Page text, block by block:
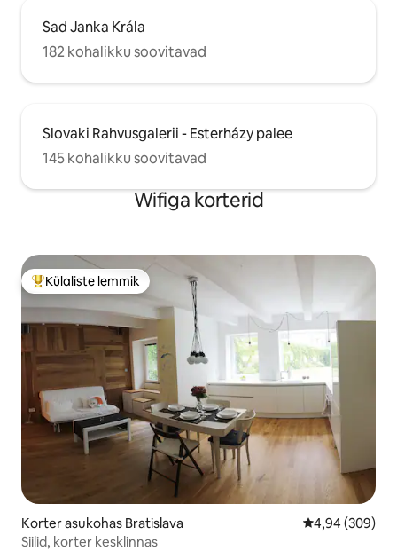
Sad Janka Krála
182 kohalikku soovitavad
Slovaki Rahvusgalerii - Esterházy palee
145 kohalikku soovitavad
Wifiga korterid
Külaliste suur lemmik
Külaliste lemmik
Korter asukohas Bratislava Keskmine
4,94 (309)
Siilid, korter kesklinnas